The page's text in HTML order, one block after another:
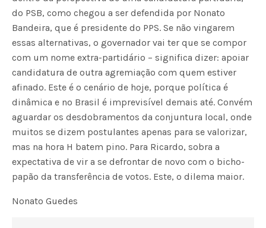
do PSB, como chegou a ser defendida por Nonato
Bandeira, que é presidente do PPS. Se não vingarem
essas alternativas, o governador vai ter que se compor
com um nome extra-partidário – significa dizer: apoiar
candidatura de outra agremiação com quem estiver
afinado. Este é o cenário de hoje, porque política é
dinâmica e no Brasil é imprevisível demais até. Convém
aguardar os desdobramentos da conjuntura local, onde
muitos se dizem postulantes apenas para se valorizar,
mas na hora H batem pino. Para Ricardo, sobra a
expectativa de vir a se defrontar de novo com o bicho-
papão da transferência de votos. Este, o dilema maior.
Nonato Guedes